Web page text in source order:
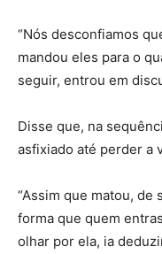
“Nós desconfiamos
mandou eles para o
seguir, entrou em
Disse que, na
asfixiado até perder a
“Assim que matou,
forma que quem
olhar por ela, ia